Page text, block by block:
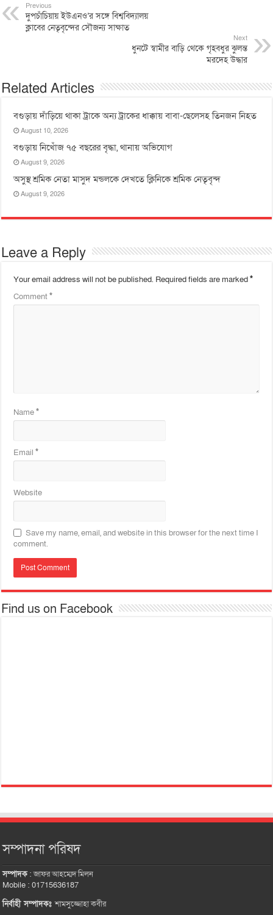
Previous
দুপচাঁচিয়ায় ইউএনও’র সঙ্গে বিশ্ববিদ্যালয়
ক্লাবের নেতৃবৃন্দের সৌজন্য সাক্ষাত
Next
ধুনটে স্বামীর বাড়ি থেকে গৃহবধুর ঝুলন্ত
মরদেহ উদ্ধার
Related Articles
বগুড়ায় দাঁড়িয়ে থাকা ট্রাকে অন্য ট্রাকের ধাক্কায় বাবা-ছেলেসহ তিনজন নিহত
August 10, 2026
বগুড়ায় নিখোঁজ ৭৫ বছরের বৃদ্ধা, থানায় অভিযোগ
August 9, 2026
অসুস্থ শ্রমিক নেতা মাসুদ মন্ডলকে দেখতে ক্লিনিকে শ্রমিক নেতৃবৃন্দ
August 9, 2026
Leave a Reply
Your email address will not be published. Required fields are marked*
Comment*
Name*
Email*
Website
Save my name, email, and website in this browser for the next time I
comment.
Find us on Facebook
সম্পাদনা পরিষদ
সম্পাদক:জাফর আহম্মেদ মিলন
Mobile : 01715636187
নির্বাহী সম্পাদকঃশামসুজ্জোহা কবীর